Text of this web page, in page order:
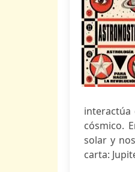
interactúa
cósmico.
solar y
carta: